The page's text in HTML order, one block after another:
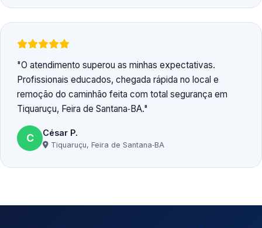
O atendimento superou as minhas expectativas.
Profissionais educados, chegada rápida no local e
remoção do caminhão feita com total segurança em
Tiquaruçu, Feira de Santana‑BA.
C César P.
Tiquaruçu, Feira de Santana‑BA